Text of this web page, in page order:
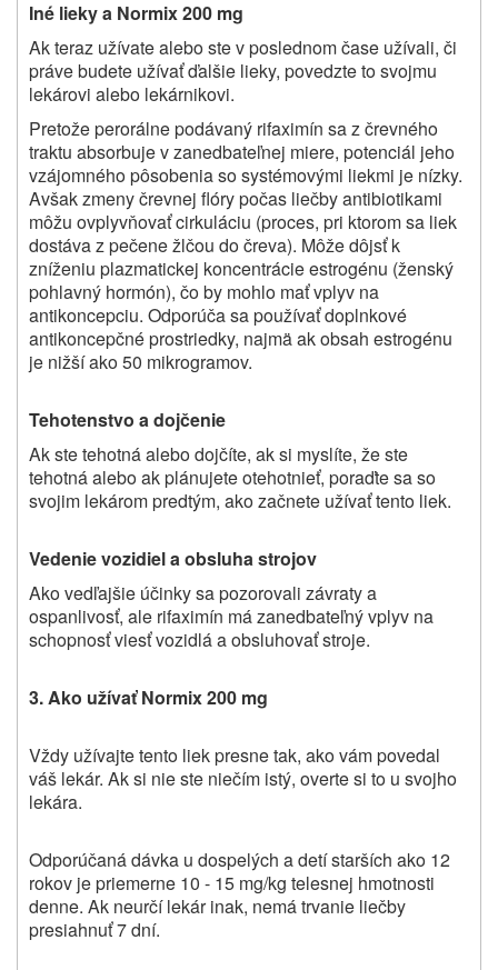
Iné lieky a Normix 200 mg
Ak teraz užívate alebo ste v poslednom čase užívali, či
práve budete užívať ďalšie lieky, povedzte to svojmu
lekárovi alebo lekárnikovi.
Pretože perorálne podávaný rifaximín sa z črevného
traktu absorbuje v zanedbateľnej miere, potenciál jeho
vzájomného pôsobenia so systémovými liekmi je nízky.
Avšak zmeny črevnej flóry počas liečby antibiotikami
môžu ovplyvňovať cirkuláciu (proces, pri ktorom sa liek
dostáva z pečene žlčou do čreva). Môže dôjsť k
zníženiu plazmatickej koncentrácie estrogénu (ženský
pohlavný hormón), čo by mohlo mať vplyv na
antikoncepciu. Odporúča sa používať doplnkové
antikoncepčné prostriedky, najmä ak obsah estrogénu
je nižší ako 50 mikrogramov.
Tehotenstvo a dojčenie
Ak ste tehotná alebo dojčíte, ak si myslíte, že ste
tehotná alebo ak plánujete otehotnieť, poraďte sa so
svojim lekárom predtým, ako začnete užívať tento liek.
Vedenie vozidiel a obsluha strojov
Ako vedľajšie účinky sa pozorovali závraty a
ospanlivosť, ale rifaximín má zanedbateľný vplyv na
schopnosť viesť vozidlá a obsluhovať stroje.
3. Ako užívať Normix 200 mg
Vždy užívajte tento liek presne tak, ako vám povedal
váš lekár. Ak si nie ste niečím istý, overte si to u svojho
lekára.
Odporúčaná dávka u dospelých a detí starších ako 12
rokov je priemerne 10 - 15 mg/kg telesnej hmotnosti
denne. Ak neurčí lekár inak, nemá trvanie liečby
presiahnuť 7 dní.